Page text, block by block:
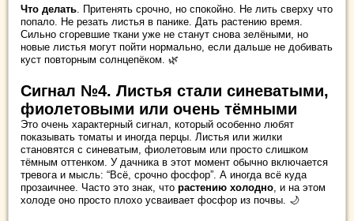
Что делать . Притенять срочно, но спокойно. Не лить сверху что
попало. Не резать листья в панике. Дать растению время.
Сильно сгоревшие ткани уже не станут снова зелёными, но
новые листья могут пойти нормально, если дальше не добивать
куст повторным солнцепёком. 🌿
Сигнал №4. Листья стали синеватыми,
фиолетовыми или очень тёмными
Это очень характерный сигнал, который особенно любят
показывать томаты и иногда перцы. Листья или жилки
становятся с синеватым, фиолетовым или просто слишком
тёмным оттенком. У дачника в этот момент обычно включается
тревога и мысль: “Всё, срочно фосфор”. А иногда всё куда
прозаичнее. Часто это знак, что растению холодно , и на этом
холоде оно просто плохо усваивает фосфор из почвы. 🌙